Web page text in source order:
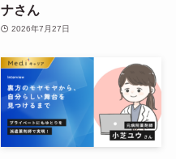
ナさん
2026年7月27日